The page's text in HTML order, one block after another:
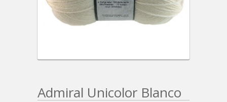
Admiral Unicolor Blanco